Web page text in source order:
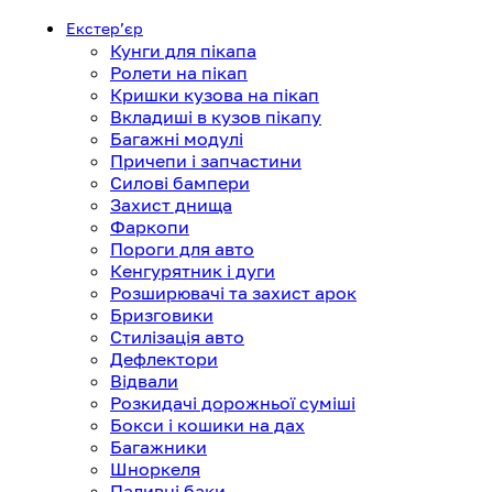
Екстерʼєр
Кунги для пікапа
Ролети на пікап
Кришки кузова на пікап
Вкладиші в кузов пікапу
Багажні модулі
Причепи і запчастини
Силові бампери
Захист днища
Фаркопи
Пороги для авто
Кенгурятник і дуги
Розширювачі та захист арок
Бризговики
Стилізація авто
Дефлектори
Відвали
Розкидачі дорожньої суміші
Бокси і кошики на дах
Багажники
Шноркеля